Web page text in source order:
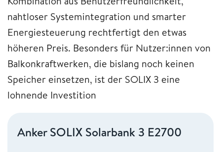
nahtloser Systemintegration und smarter
Energiesteuerung rechtfertigt den etwas
höheren Preis. Besonders für Nutzer:innen von
Balkonkraftwerken, die bislang noch keinen
Speicher einsetzen, ist der SOLIX 3 eine
lohnende Investition
Anker SOLIX Solarbank 3 E2700